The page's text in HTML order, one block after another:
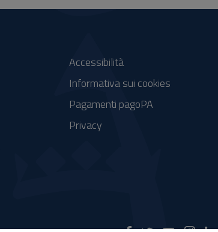
Accessibilità
Informativa sui cookies
Pagamenti pagoPA
Privacy